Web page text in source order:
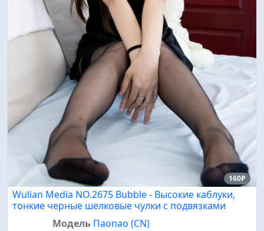
160P
Wulian Media NO.2675 Bubble - Высокие каблуки,
тонкие черные шелковые чулки с подвязками
Модель Паопао (CN)